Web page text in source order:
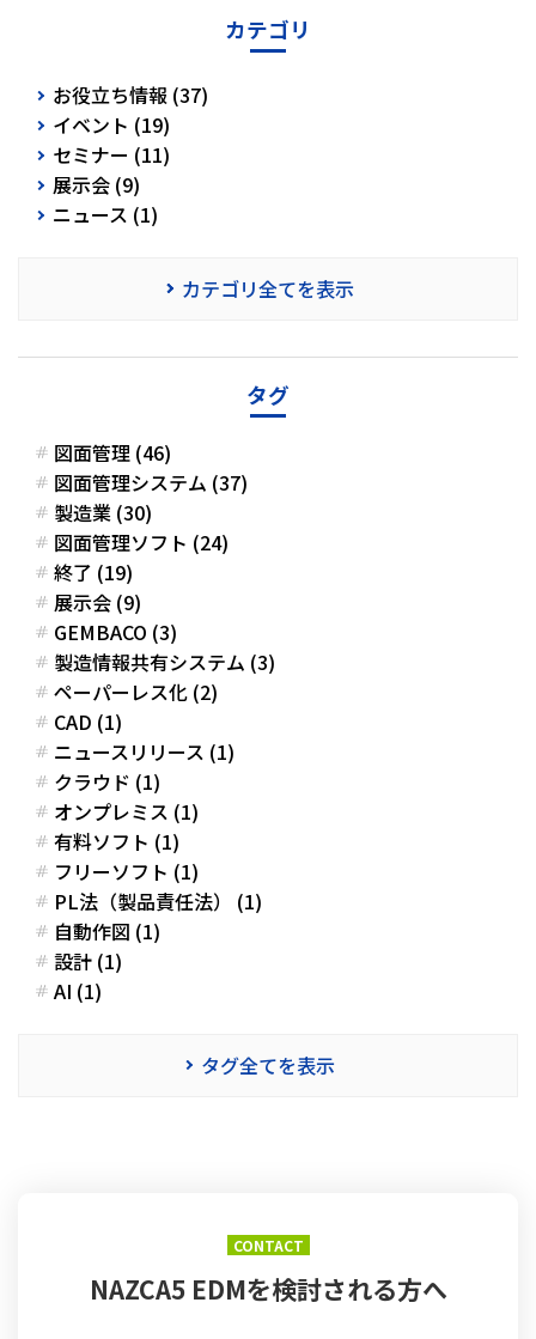
カテゴリ
お役立ち情報 (37)
イベント (19)
セミナー (11)
展示会 (9)
ニュース (1)
カテゴリ全てを表示
タグ
図面管理 (46)
図面管理システム (37)
製造業 (30)
図面管理ソフト (24)
終了 (19)
展示会 (9)
GEMBACO (3)
製造情報共有システム (3)
ペーパーレス化 (2)
CAD (1)
ニュースリリース (1)
クラウド (1)
オンプレミス (1)
有料ソフト (1)
フリーソフト (1)
PL法（製品責任法） (1)
自動作図 (1)
設計 (1)
AI (1)
タグ全てを表示
CONTACT
NAZCA5 EDMを検討される方へ